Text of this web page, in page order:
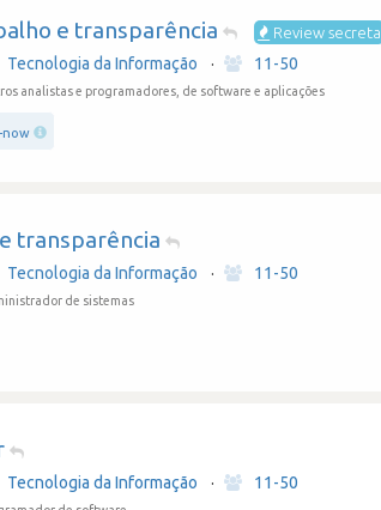
e transparência Review secreta
Tecnologia da Informação · 11-50
analistas e programadores, de software e aplicações
now
transparência
Tecnologia da Informação · 11-50
de sistemas
Tecnologia da Informação · 11-50